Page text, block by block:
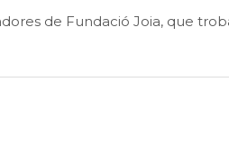
de Fundació Joia, que